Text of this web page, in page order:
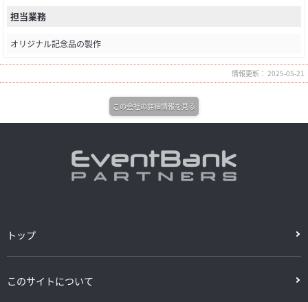
担当業務
オリジナル記念品の製作
情報更新： 2025-05-21
この会社の詳細情報を見る
トップ
このサイトについて